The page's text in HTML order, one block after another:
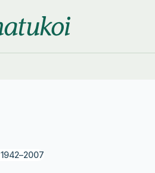
1942–2007